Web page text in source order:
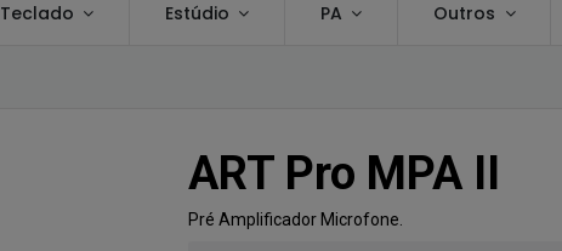
Teclado Estúdio PA Outros
ART Pro MPA II
Pré Amplificador Microfone.